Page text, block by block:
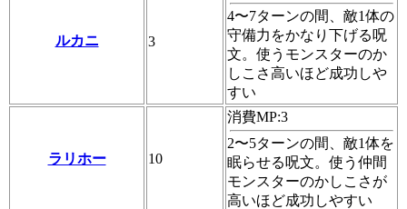
ルカニ 3
4〜7ターンの間、敵1体の
守備力をかなり下げる呪
文。使うモンスターのか
しこさ高いほど成功しや
すい
ラリホー 10
消費MP:3
2〜5ターンの間、敵1体を
眠らせる呪文。使う仲間
モンスターのかしこさが
高いほど成功しやすい